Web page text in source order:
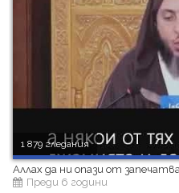
1 879 гледания
Аллах да ни опази от
Преди 6 години